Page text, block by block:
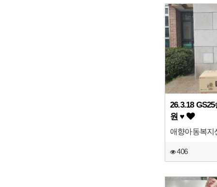
26.3.18
원 ♥
애향아동복지
406